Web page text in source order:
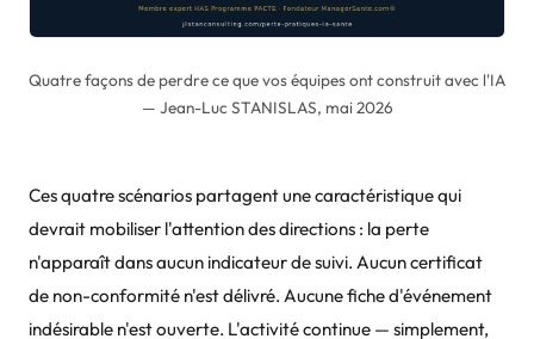
Quatre façons de perdre ce que vos équipes ont construit avec l'IA
— Jean-Luc STANISLAS, mai 2026
Ces quatre scénarios partagent une caractéristique qui
devrait mobiliser l'attention des directions : la perte
n'apparaît dans aucun indicateur de suivi. Aucun certificat
de non-conformité n'est délivré. Aucune fiche d'événement
indésirable n'est ouverte. L'activité continue — simplement,